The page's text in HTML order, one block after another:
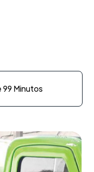
99 Minutos